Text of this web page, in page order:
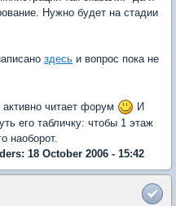
Нужно будет на стадии
здесь и вопрос пока не
читает форум
И
его табличку: чтобы 1 этаж
наоборот.
18 October 2006 - 15:42